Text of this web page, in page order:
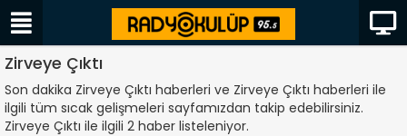
Zirveye Çıktı
Son dakika Zirveye Çıktı haberleri ve Zirveye Çıktı haberleri ile
ilgili tüm sıcak gelişmeleri sayfamızdan takip edebilirsiniz.
Zirveye Çıktı ile ilgili 2 haber listeleniyor.